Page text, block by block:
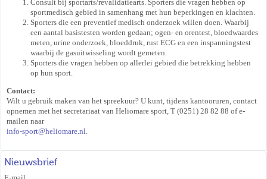
Consult bij sportarts/revalidatiearts. Sporters die vragen hebben op
sportmedisch gebied in samenhang met hun beperkingen en klachten.
Sporters die een preventief medisch onderzoek willen doen. Waarbij
een aantal basistesten worden gedaan; ogen- en orentest, bloedwaardes
meten, urine onderzoek, bloeddruk, rust ECG en een inspanningstest
waarbij de gasuitwisseling wordt gemeten.
Sporters die vragen hebben op allerlei gebied die betrekking hebben
op hun sport.
Contact:
Wilt u gebruik maken van het spreekuur? U kunt, tijdens kantooruren, contact
opnemen met het secretariaat van Heliomare sport, T (0251) 28 82 88 of e-
mailen naar
info-sport@heliomare.nl.
Nieuwsbrief